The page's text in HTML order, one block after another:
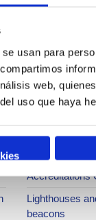
usan para
web,
uso que haya
Services
Operations
services
Bunkering
Commercial
Accreditations
Lighthouses
beacons